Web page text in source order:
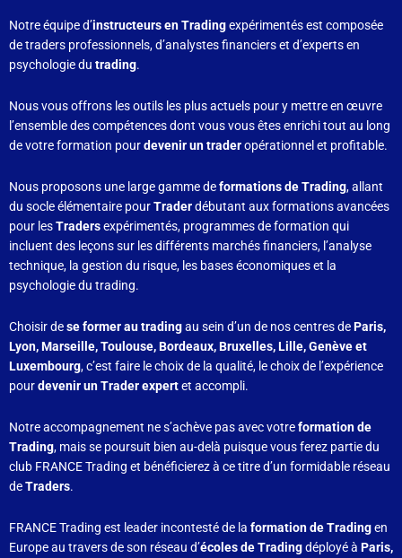
Notre équipe d’instructeurs en Tradingexpérimentés est composée
de traders professionnels, d’analystes financiers et d’experts en
psychologie du trading.
Nous vous offrons les outils les plus actuels pour y mettre en œuvre
l’ensemble des compétences dont vous vous êtes enrichi tout au long
de votre formation pourdevenir un traderopérationnel et profitable.
Nous proposons une large gamme deformations de Trading, allant
du socle élémentaire pourTraderdébutant aux formations avancées
pour lesTradersexpérimentés, programmes de formation qui
incluent des leçons sur les différents marchés financiers, l’analyse
technique, la gestion du risque, les bases économiques et la
psychologie du trading.
Choisir dese former au tradingau sein d’un de nos centres deParis,
Lyon, Marseille, Toulouse, Bordeaux, Bruxelles, Lille, Genève et
Luxembourg, c’est faire le choix de la qualité, le choix de l’expérience
pourdevenir un Trader expertet accompli.
Notre accompagnement ne s’achève pas avec votreformation de
Trading, mais se poursuit bien au-delà puisque vous ferez partie du
club FRANCE Trading et bénéficierez à ce titre d’un formidable réseau
deTraders.
FRANCE Trading est leader incontesté de la formation de Tradingen
Europe au travers de son réseau d’écoles de Tradingdéployé à Paris,